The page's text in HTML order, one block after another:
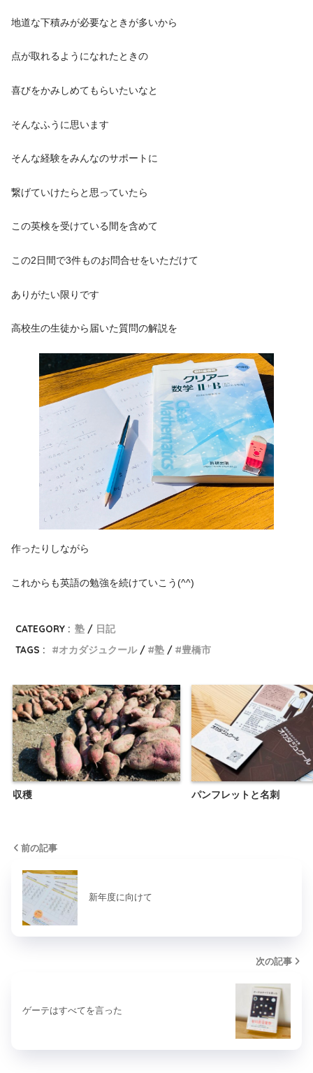
地道な下積みが必要なときが多いから
点が取れるようになれたときの
喜びをかみしめてもらいたいなと
そんなふうに思います
そんな経験をみんなのサポートに
繋げていけたらと思っていたら
この英検を受けている間を含めて
この2日間で3件ものお問合せをいただけて
ありがたい限りです
高校生の生徒から届いた質問の解説を
作ったりしながら
これからも英語の勉強を続けていこう(^^)
CATEGORY : 塾
日記
TAGS :
オカダジュクール 塾 豊橋市
収穫 パンフレットと名刺
前の記事
新年度に向けて
次の記事
ゲーテはすべてを言った